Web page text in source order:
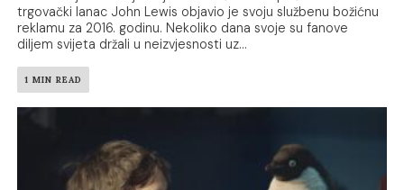
trgovački lanac John Lewis objavio je svoju službenu božićnu
reklamu za 2016. godinu. Nekoliko dana svoje su fanove
diljem svijeta držali u neizvjesnosti uz...
1 MIN READ